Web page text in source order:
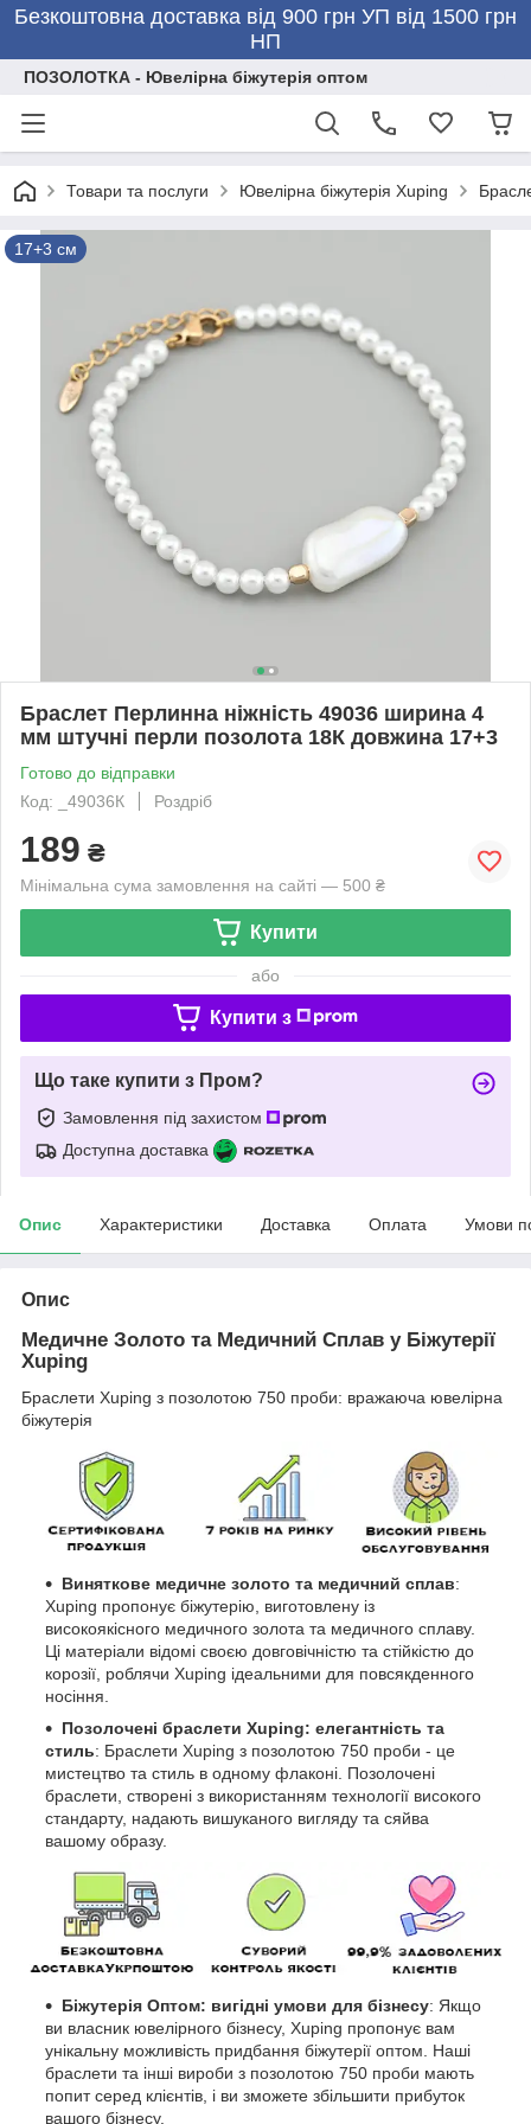
Безкоштовна доставка від 900 грн УП від 1500 грн
НП
ПОЗОЛОТКА - Ювелірна біжутерія оптом
Товари та послуги Ювелірна біжутерія Xuping
17+3 см
Браслет Перлинна ніжність 49036 ширина 4
мм штучні перли позолота 18К довжина 17+3
Готово до відправки
Код: _49036К
Роздріб
189 ₴
Мінімальна сума замовлення на сайті — 500 ₴
Купити
або
Купити з
Що таке купити з Пром?
Замовлення під захистом
Доступна доставка
Опис Характеристики Доставка Оплата Умови
Опис
Медичне Золото та Медичний Сплав у Біжутерії
Xuping
Браслети Xuping з позолотою 750 проби: вражаюча ювелірна
біжутерія
Виняткове медичне золото та медичний сплав:
Xuping пропонує біжутерію, виготовлену із
високоякісного медичного золота та медичного сплаву.
Ці матеріали відомі своєю довговічністю та стійкістю до
корозії, роблячи Xuping ідеальними для повсякденного
носіння.
Позолочені браслети Xuping: елегантність та
стиль: Браслети Xuping з позолотою 750 проби - це
мистецтво та стиль в одному флаконі. Позолочені
браслети, створені з використанням технології високого
стандарту, надають вишуканого вигляду та сяйва
вашому образу.
Біжутерія Оптом: вигідні умови для бізнесу: Якщо
ви власник ювелірного бізнесу, Xuping пропонує вам
унікальну можливість придбання біжутерії оптом. Наші
браслети та інші вироби з позолотою 750 проби мають
попит серед клієнтів, і ви зможете збільшити прибуток
вашого бізнесу.